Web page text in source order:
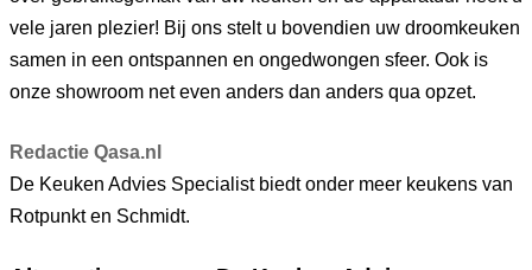
vele jaren plezier! Bij ons stelt u bovendien uw droomkeuken
samen in een ontspannen en ongedwongen sfeer. Ook is
onze showroom net even anders dan anders qua opzet.
Redactie Qasa.nl
De Keuken Advies Specialist biedt onder meer keukens van
Rotpunkt en Schmidt.